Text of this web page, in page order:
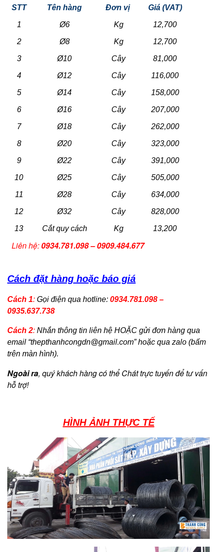
STT Tên hàng Đơn vị Giá (VAT)
1 Ø6 Kg 12,700
2 Ø8 Kg 12,700
3 Ø10 Cây 81,000
4 Ø12 Cây 116,000
5 Ø14 Cây 158,000
6 Ø16 Cây 207,000
7 Ø18 Cây 262,000
8 Ø20 Cây 323,000
9 Ø22 Cây 391,000
10 Ø25 Cây 505,000
11 Ø28 Cây 634,000
12 Ø32 Cây 828,000
13 Cắt quy cách Kg 13,200
Liên hệ:0934.781.098 – 0909.484.677
Cách đặt hàng hoặc báo giá
Cách 1: Gọi điện qua hotline: 0934.781.098 –
0935.637.738
Cách 2: Nhắn thông tin liên hệ HOẶC gửi đơn hàng qua
email “thepthanhcongdn@gmail.com” hoặc qua zalo (bấm
trên màn hình).
Ngoài ra, quý khách hàng có thể Chát trực tuyến để tư vấn
hỗ trợ!
HÌNH ẢNH THỰC TẾ